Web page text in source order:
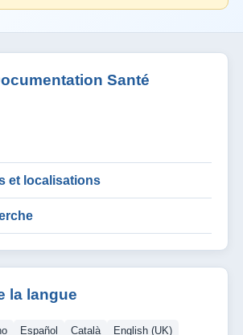
Santé
et localisations
la langue
Español Català
English (UK)